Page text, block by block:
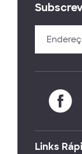
Links